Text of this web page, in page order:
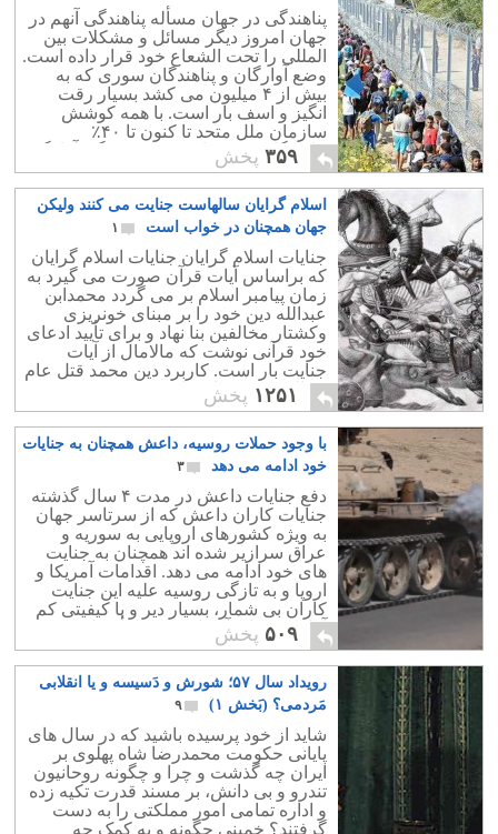
کجاخواهد کشید
پناهندگی در جهان مسأله پناهندگی آنهم در
جهان امروز دیگر مسائل و مشکلات بین
المللی را تحت الشعاع خود قرار داده است.
وضع آوارگان و پناهندگان سوری که به
بیش از ۴ میلیون می کشد بسیار رقت
انگیز و اسف بار است. با همه کوشش
سازمان ملل متحد تا کنون تا ۴۰٪
پناهندگان کمک هایی رسیده زندگی آوارگی
خود را دارند.
۳۵۹ پخش
اسلام گرایان سالهاست جنایت می کنند ولیکن
جهان همچنان در خواب است
۱
جنایات اسلام گرایان جنایات اسلام گرایان
که براساس آیات قرآن صورت می گیرد به
زمان پیامبر اسلام بر می گردد محمدابن
عبدالله دین خود را بر مبنای خونریزی
وکشتار مخالفین بنا نهاد و برای تأیید ادعای
خود قرآنی نوشت که مالامال از آیات
جنایت بار است. کاربرد دین محمد قتل عام
مخالفین به عنوان کافر و مرتد بود.
۱۲۵۱ پخش
با وجود حملات روسیه، داعش همچنان به جنایات
خود ادامه می دهد
۳
دفع جنایات داعش در مدت ۴ سال گذشته
جنایات کاران داعش که از سرتاسر جهان
به ویژه کشورهای اروپایی به سوریه و
عراق سرازیر شده اند همچنان به جنایت
های خود ادامه می دهد. اقدامات آمریکا و
اروپا و به تازگی روسیه علیه این جنایت
کاران بی شمار، بسیار دیر و با کیفیتی کم
آغاز شد و اثر آن ناچیز و بی تأثیر است.
۵۰۹ پخش
رویداد سال ۵۷؛ شورش و دَسیسه و یا انقلابی
مَردمی؟ (بَخش ۱)
۹
شاید از خود پرسیده باشید که در سال های
پایانی حکومت محمدرضا شاه پهلوی بر
ایران چه گذشت و چرا و چگونه روحانیون
تندرو و بی دانش، بر مسند قدرت تکیه زده
و اداره تمامی امور مملکتی را به دست
گرفتند؟ خمینی چگونه و به کمک چه